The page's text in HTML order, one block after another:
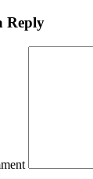
Reply